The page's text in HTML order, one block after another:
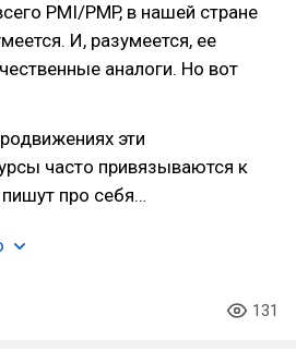
PMI/PMP, в нашей стране
И, разумеется, ее
аналоги. Но вот
эти
часто привязываются к
пишут про себя…
131